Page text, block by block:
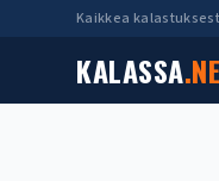
Kaikkea
KALASSA